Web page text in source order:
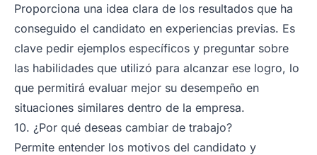
Proporciona una idea clara de los resultados que ha
conseguido el candidato en experiencias previas. Es
clave pedir ejemplos específicos y preguntar sobre
las habilidades que utilizó para alcanzar ese logro, lo
que permitirá evaluar mejor su desempeño en
situaciones similares dentro de la empresa.
10. ¿Por qué deseas cambiar de trabajo?
Permite entender los motivos del candidato y